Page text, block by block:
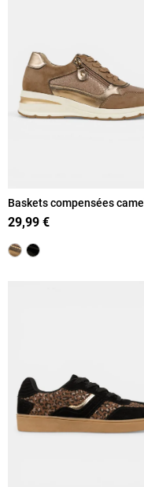
Baskets compensées camel
femme (36-41)
29,99 €